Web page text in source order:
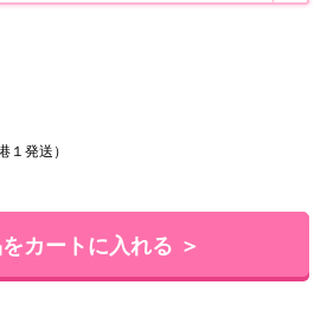
１発送）
カートに入れる ＞